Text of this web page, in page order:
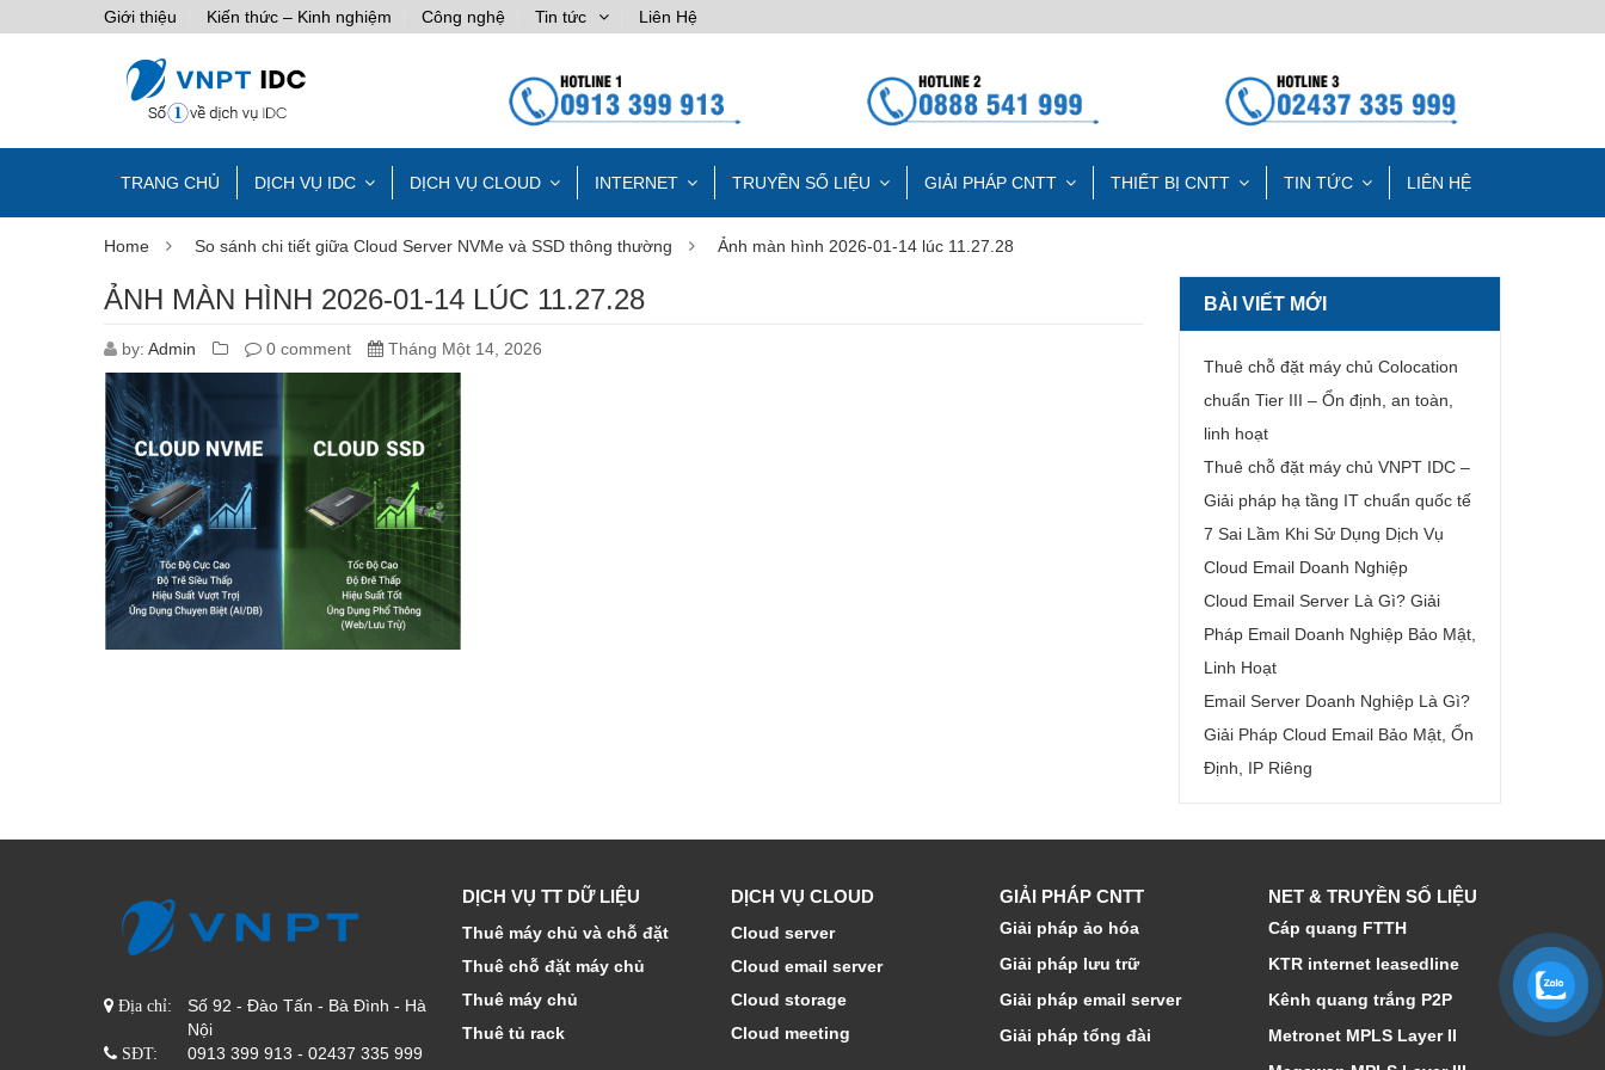
Giới thiệu Kiến thức – Kinh nghiệm Công nghệ Tin tức Liên Hệ
TRANG CHỦ DỊCH VỤ IDC DỊCH VỤ CLOUD INTERNET TRUYỀN SỐ LIỆU GIẢI PHÁP CNTT THIẾT BỊ CNTT TIN TỨC LIÊN HỆ
Home So sánh chi tiết giữa Cloud Server NVMe và SSD thông thường Ảnh màn hình 2026-01-14 lúc 11.27.28
ẢNH MÀN HÌNH 2026-01-14 LÚC 11.27.28
by: Admin 0 comment Tháng Một 14, 2026
BÀI VIẾT MỚI
Thuê chỗ đặt máy chủ Colocation
chuẩn Tier III – Ổn định, an toàn,
linh hoạt
Thuê chỗ đặt máy chủ VNPT IDC –
Giải pháp hạ tầng IT chuẩn quốc tế
7 Sai Lầm Khi Sử Dụng Dịch Vụ
Cloud Email Doanh Nghiệp
Cloud Email Server Là Gì? Giải
Pháp Email Doanh Nghiệp Bảo Mật,
Linh Hoạt
Email Server Doanh Nghiệp Là Gì?
Giải Pháp Cloud Email Bảo Mật, Ổn
Định, IP Riêng
Địa chỉ:
Số 92 - Đào Tấn - Bà Đình - Hà
Nội
SĐT: 0913 399 913 - 02437 335 999
DỊCH VỤ TT DỮ LIỆU
Thuê máy chủ và chỗ đặt
Thuê chỗ đặt máy chủ
Thuê máy chủ
Thuê tủ rack
DỊCH VỤ CLOUD
Cloud server
Cloud email server
Cloud storage
Cloud meeting
GIẢI PHÁP CNTT
Giải pháp ảo hóa
Giải pháp lưu trữ
Giải pháp email server
Giải pháp tổng đài
NET & TRUYỀN SỐ LIỆU
Cáp quang FTTH
KTR internet leasedline
Kênh quang trắng P2P
Metronet MPLS Layer II